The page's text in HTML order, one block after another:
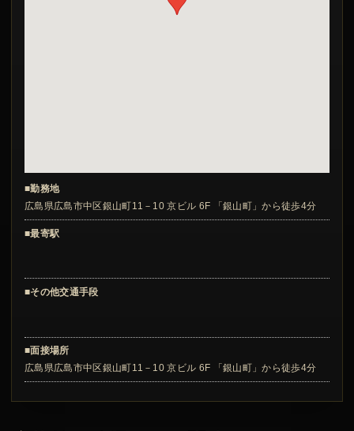
■勤務地
広島県広島市中区銀山町11－10 京ビル 6F 「銀山町」から徒歩4分
■最寄駅
■その他交通手段
■面接場所
広島県広島市中区銀山町11－10 京ビル 6F 「銀山町」から徒歩4分